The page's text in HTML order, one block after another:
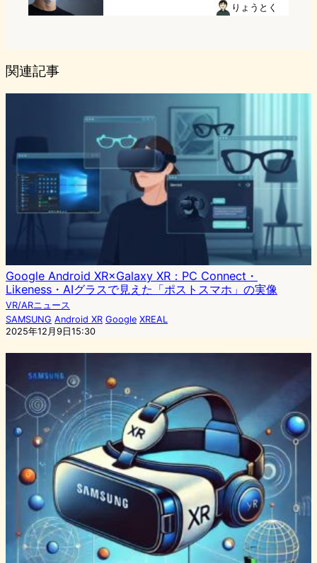
りょうとく
関連記事
Google Android XR×Galaxy XR：PC Connect・
Likeness・AIグラスで見えた「ポストスマホ」の実像
VR/ARニュース
SAMSUNG Android XR Google XREAL
2025年12月9日15:30